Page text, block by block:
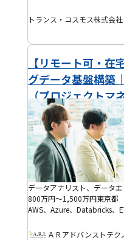
トランス・コスモス株式会社
【リモート可・
グデータ基盤構築
（プロジェクトマ
800万円～1,500万円東京都
ＡＲアドバンストテク